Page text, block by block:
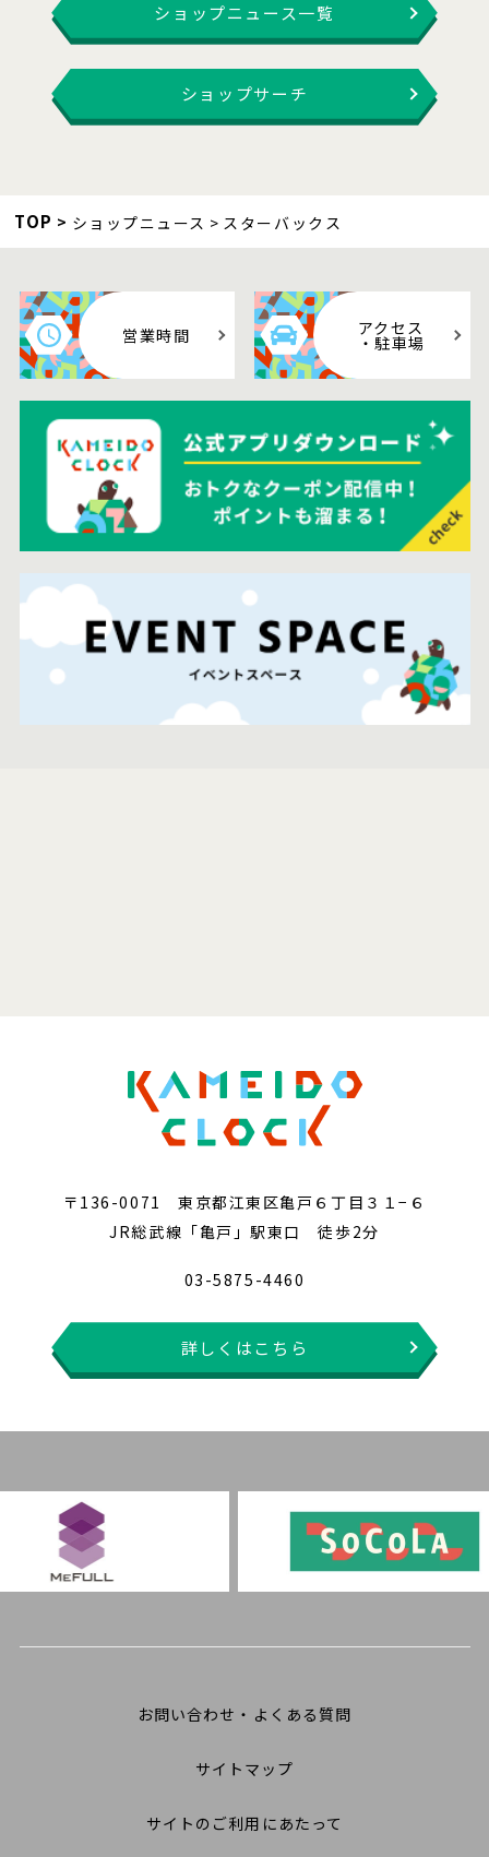
ショップニュース一覧
ショップサーチ
TOP ショップニュース スターバックス
営業時間 アクセス
・駐車場
〒136-0071 東京都江東区亀戸６丁目３１−６
JR総武線「亀戸」駅東口 徒歩2分
03-5875-4460
詳しくはこちら
お問い合わせ・よくある質問
サイトマップ
サイトのご利用にあたって